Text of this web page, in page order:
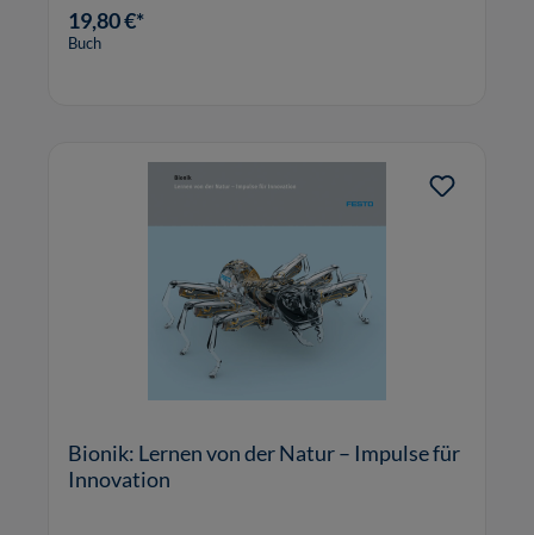
19,80 €*
Buch
Bionik: Lernen von der Natur – Impulse für
Innovation